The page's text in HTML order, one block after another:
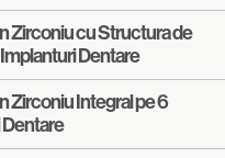
Zirconiu cu Structura de
Dentare
Zirconiu Integral pe 6